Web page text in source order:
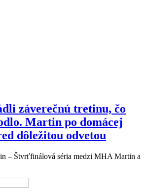
záverečnú tretinu, čo
Martin po domácej
dôležitou odvetou
– Štvrťfinálová séria medzi MHA Martin a